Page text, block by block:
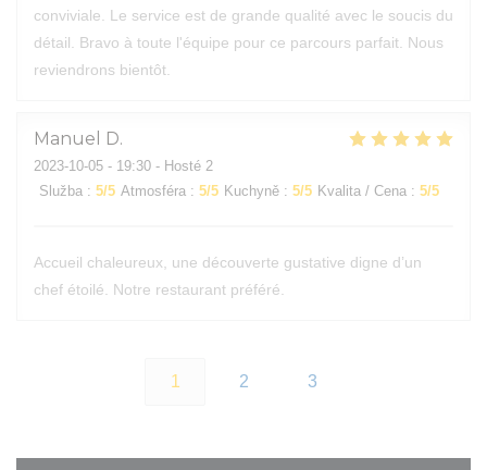
conviviale. Le service est de grande qualité avec le soucis du
détail. Bravo à toute l'équipe pour ce parcours parfait. Nous
reviendrons bientôt.
Manuel D
2023-10-05 - 19:30 - Hosté 2
Služba : 5/5 Atmosféra : 5/5 Kuchyně : 5/5 Kvalita / Cena : 5/5
Accueil chaleureux, une découverte gustative digne d’un
chef étoilé. Notre restaurant préféré.
1 2 3